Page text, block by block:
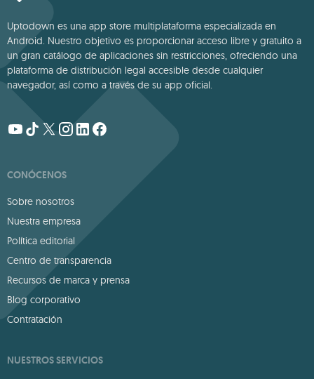
Uptodown es una app store multiplataforma especializada en
Android. Nuestro objetivo es proporcionar acceso libre y gratuito a
un gran catálogo de aplicaciones sin restricciones, ofreciendo una
plataforma de distribución legal accesible desde cualquier
navegador, así como a través de su app oficial.
CONÓCENOS
Sobre nosotros
Nuestra empresa
Política editorial
Centro de transparencia
Recursos de marca y prensa
Blog corporativo
Contratación
NUESTROS SERVICIOS